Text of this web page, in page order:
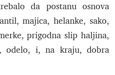
da postanu osnova
majica, helanke, sako,
prigodna slip haljina,
odelo, i, na kraju, dobra